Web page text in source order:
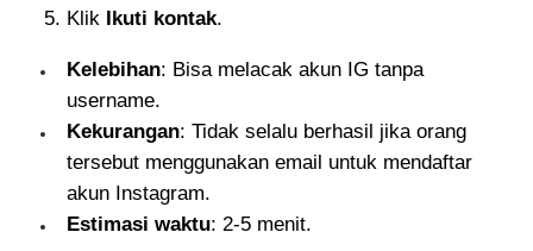
Klik Ikuti kontak.
Kelebihan: Bisa melacak akun IG tanpa
username.
Kekurangan: Tidak selalu berhasil jika orang
tersebut menggunakan email untuk mendaftar
akun Instagram.
Estimasi waktu: 2-5 menit.